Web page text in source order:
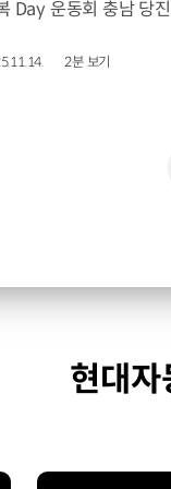
2분 보기
현대자